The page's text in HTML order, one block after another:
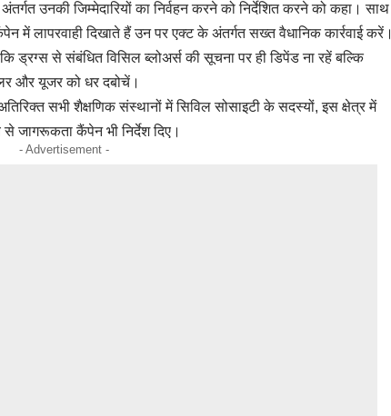
उनकी जिम्मेदारियों का निर्वहन करने को निर्देशित करने को कहा। साथ
में लापरवाही दिखाते हैं उन पर एक्ट के अंतर्गत सख्त वैधानिक कार्रवाई करें।
ड्रग्स से संबंधित विसिल ब्लोअर्स की सूचना पर ही डिपेंड ना रहें बल्कि
और यूजर को धर दबोचें।
सभी शैक्षणिक संस्थानों में सिविल सोसाइटी के सदस्यों, इस क्षेत्र में
जागरूकता कैंपेन भी निर्देश दिए।
- Advertisement -